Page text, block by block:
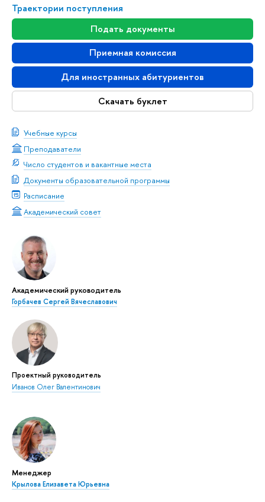
Траектории поступления
Подать документы
Приемная комиссия
Для иностранных абитуриентов
Скачать буклет
Учебные курсы
Преподаватели
Число студентов и вакантные места
Документы образовательной программы
Расписание
Академический совет
Академический руководитель
Горбачев Сергей Вячеславович
Проектный руководитель
Иванов Олег Валентинович
Менеджер
Крылова Елизавета Юрьевна